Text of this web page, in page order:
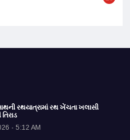
રથયાત્રામાં રથ ખેંચતા ખલાસી
- 5:12 AM